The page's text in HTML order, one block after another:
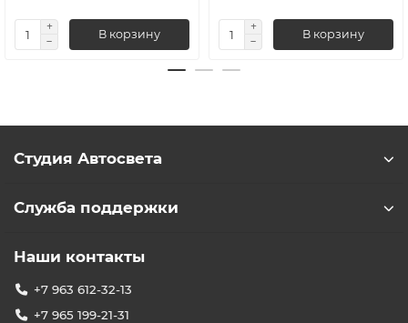
В корзину В корзину
Студия Автосвета
Служба поддержки
Наши контакты
+7 963 612-32-13
+7 965 199-21-31